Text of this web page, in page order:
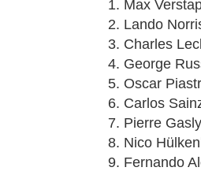
Max
Lando
Charles
George
Oscar
Carlos
Pierre
Nico
Fernando